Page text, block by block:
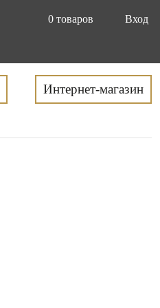
0 товаров
Вход
Интернет-магазин